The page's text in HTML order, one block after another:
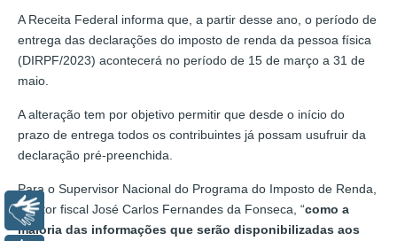
A Receita Federal informa que, a partir desse ano, o período de
entrega das declarações do imposto de renda da pessoa física
(DIRPF/2023) acontecerá no período de 15 de março a 31 de
maio.
A alteração tem por objetivo permitir que desde o início do
prazo de entrega todos os contribuintes já possam usufruir da
declaração pré-preenchida.
Para o Supervisor Nacional do Programa do Imposto de Renda,
auditor fiscal José Carlos Fernandes da Fonseca, “como a
maioria das informações que serão disponibilizadas aos
Libras